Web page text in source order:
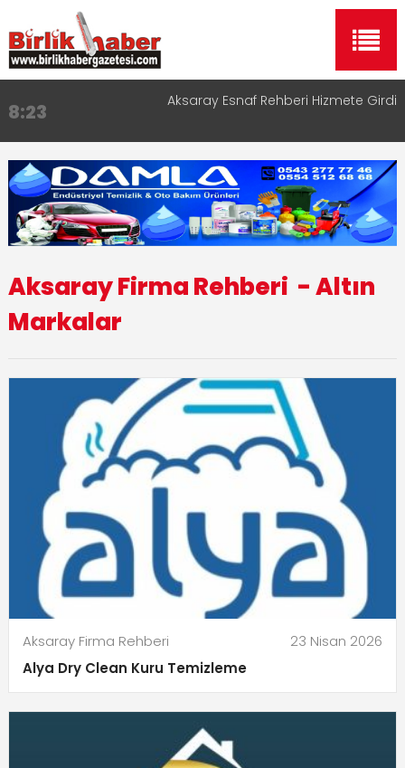
8:23 Aksaray Esnaf Rehberi Hizmete Girdi
Akıllı Haber Platformu
13:33 Taşımacılıkta Dijital Devrim: Rota Sepetim
17:15
Aksaray OSB Bölge Müdürü Makam Koltuğunu
Çocuklara Bıraktı
Aksaray Esnaf Rehberi ile Google ve Yapay Zeka
Aksaray Firma Rehberi - Altın
Markalar
Aksaray Firma Rehberi
23 Nisan 2026
Alya Dry Clean Kuru Temizleme